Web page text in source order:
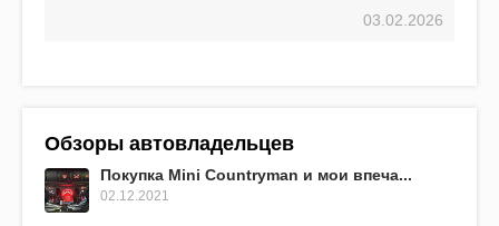
03.02.2026
Обзоры автовладельцев
Покупка Mini Countryman и мои впеча...
02.12.2021